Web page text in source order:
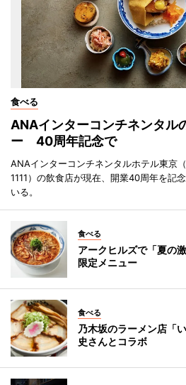
食べる
ANAインターコンチネンタル
ー 40周年記念で
ANAインターコンチネンタルホテル東京
1111）の飲食店が現在、開業40周年を記
いる。
食べる
アークヒルズで「夏の
限定メニュー
食べる
乃木坂のラーメン店「
史さんとコラボ